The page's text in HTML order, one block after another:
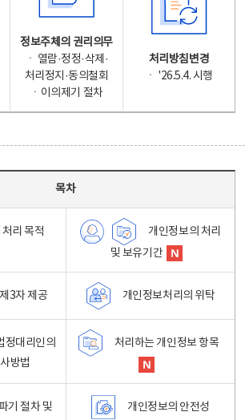
정보주체의 권리의무
ㆍ 열람·정정·삭제·
처리정지·동의철회
ㆍ이의제기 절차
처리방침변경
ㆍ '26.5.4. 시행
목차
리 목적
개인정보의 처리
및 보유기간
3자 제공 개인정보처리의 위탁
정대리인의
방법
처리하는 개인정보 항목
기 절차 및
개인정보의 안전성